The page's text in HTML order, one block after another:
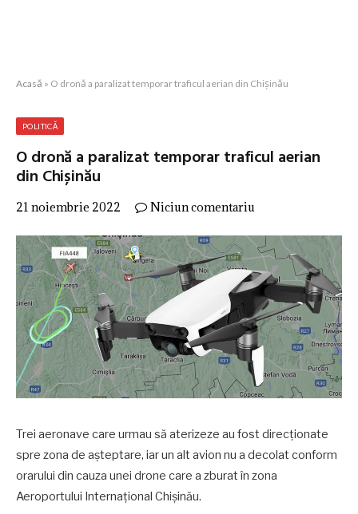
Acasă » O dronă a paralizat temporar traficul aerian din Chișinău
POLITICĂ
O dronă a paralizat temporar traficul aerian
din Chișinău
21 noiembrie 2022 Niciun comentariu
Trei aeronave care urmau să aterizeze au fost direcționate
spre zona de așteptare, iar un alt avion nu a decolat conform
orarului din cauza unei drone care a zburat în zona
Aeroportului Internațional Chișinău.